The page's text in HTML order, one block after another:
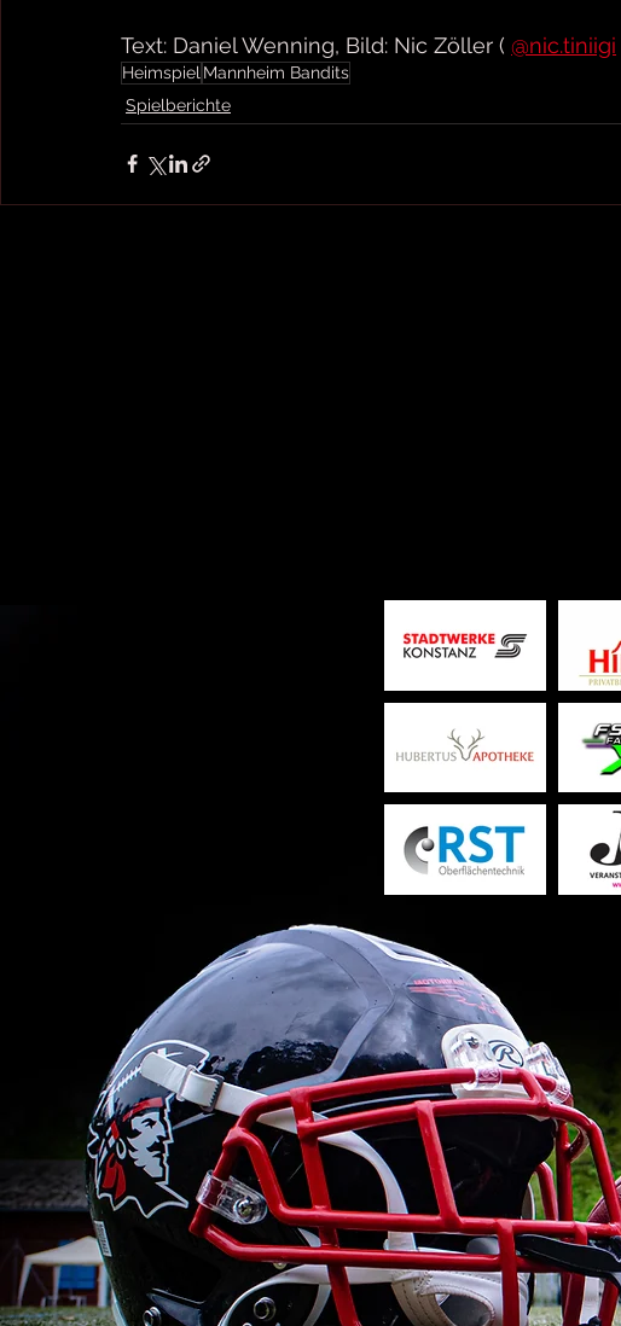
Text: Daniel Wenning, Bild: Nic Zöller ( @nic.tiniigi
Heimspiel Mannheim Bandits
Spielberichte